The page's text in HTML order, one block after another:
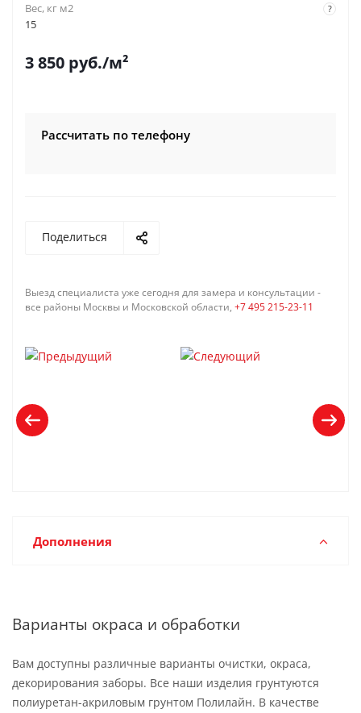
?
Вес, кг м2
15
3 850 руб./м²
Рассчитать по телефону
Поделиться
Выезд специалиста уже сегодня для замера и консультации -
все районы Москвы и Московской области, +7 495 215-23-11
Дополнения
Варианты окраса и обработки
Вам доступны различные варианты очистки, окраса,
декорирования заборы. Все наши изделия грунтуются
полиуретан-акриловым грунтом Полилайн. В качестве